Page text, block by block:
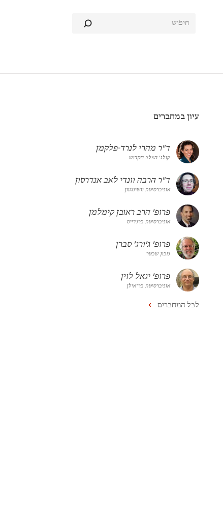
עיון במחברים
ד"ר מהרי לנרד-פלקמן
קולג' הצלב הקדוש
ד"ר הרבה וונדי לאב אנדרסון
אוניברסיטת וושינגטון
פרופ' הרב ראובן קימלמן
אוניברסיטת ברנדייס
פרופ' ג'ורג' סברן
מכון שכטר
פרופ' יגאל לוין
אוניברסיטת בר־אילן
לכל המחברים